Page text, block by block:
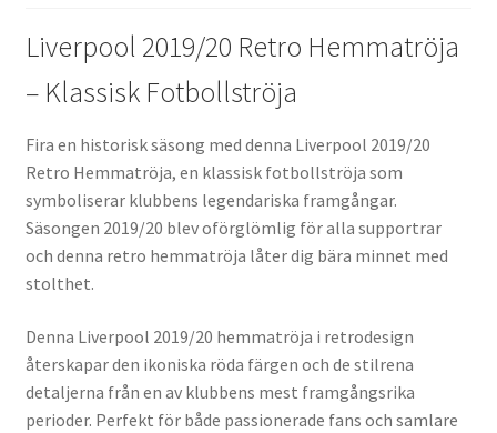
Liverpool 2019/20 Retro Hemmatröja
– Klassisk Fotbollströja
Fira en historisk säsong med denna Liverpool 2019/20
Retro Hemmatröja, en klassisk fotbollströja som
symboliserar klubbens legendariska framgångar.
Säsongen 2019/20 blev oförglömlig för alla supportrar
och denna retro hemmatröja låter dig bära minnet med
stolthet.
Denna Liverpool 2019/20 hemmatröja i retrodesign
återskapar den ikoniska röda färgen och de stilrena
detaljerna från en av klubbens mest framgångsrika
perioder. Perfekt för både passionerade fans och samlare